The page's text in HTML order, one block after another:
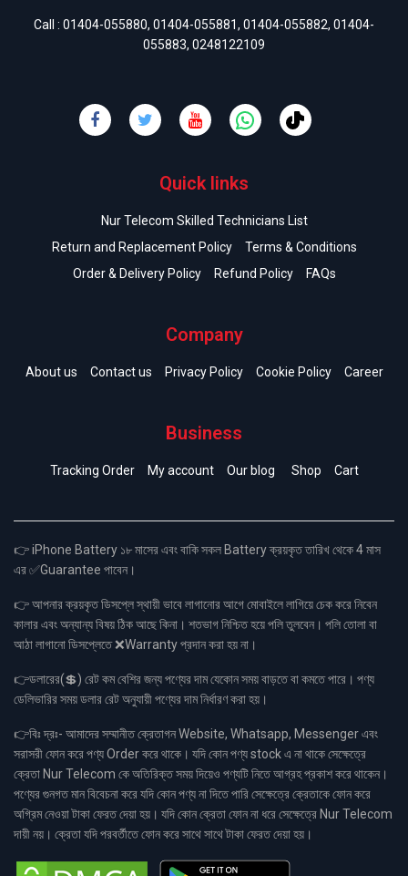
Call : 01404-055880, 01404-055881, 01404-055882, 01404-
055883, 0248122109
Quick links
Nur Telecom Skilled Technicians List
Return and Replacement Policy
Terms & Conditions
Order & Delivery Policy
Refund Policy FAQs
Company
About us Contact us Privacy Policy Cookie Policy Career
Business
Tracking Order My account Our blog Shop Cart
👉 iPhone Battery ১৮ মাসের এবং বাকি সকল Battery ক্রয়কৃত তারিখ থেকে 4 মাস
এর ✅Guarantee পাবেন।
👉 আপনার ক্রয়কৃত ডিসপ্লে স্থায়ী ভাবে লাগানোর আগে মোবাইলে লাগিয়ে চেক করে নিবেন
কালার এবং অন্যান্য বিষয় ঠিক আছে কিনা। শতভাগ নিশ্চিত হয়ে পলি তুলবেন। পলি তোলা বা
আঠা লাগানো ডিসপ্লেতে ❌Warranty প্রদান করা হয় না।
👉ডলারের(💲) রেট কম বেশির জন্য পণ্যের দাম যেকোন সময় বাড়তে বা কমতে পারে। পণ্য
ডেলিভারির সময় ডলার রেট অনুযায়ী পণ্যের দাম নির্ধারণ করা হয়।
👉বিঃ দ্রঃ- আমাদের সম্মানীত ক্রেতাগন Website, Whatsapp, Messenger এবং
সরাসরী ফোন করে পণ্য Order করে থাকে। যদি কোন পণ্য stock এ না থাকে সেক্ষেত্রে
ক্রেতা Nur Telecom কে অতিরিক্ত সময় দিয়েও পণ্যটি নিতে আগ্রহ প্রকাশ করে থাকেন।
পণ্যের গুনগত মান বিবেচনা করে যদি কোন পণ্য না দিতে পারি সেক্ষেত্রে ক্রেতাকে ফোন করে
অগ্রিম নেওয়া টাকা ফেরত দেয়া হয়। যদি কোন ক্রেতা ফোন না ধরে সেক্ষেত্রে Nur Telecom
দায়ী নয়। ক্রেতা যদি পরবর্তীতে ফোন করে সাথে সাথে টাকা ফেরত দেয়া হয়।